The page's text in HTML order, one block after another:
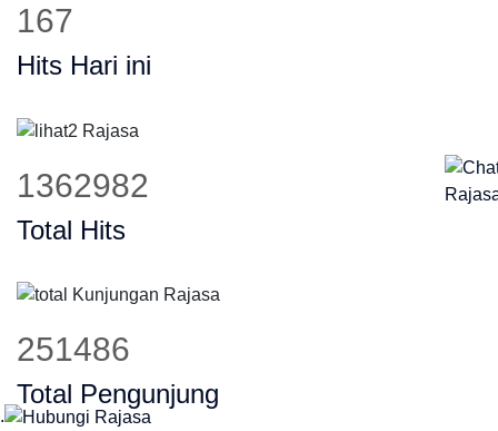
232
Hits Hari ini
1889456
Total Hits
348627
Total Pengunjung
.